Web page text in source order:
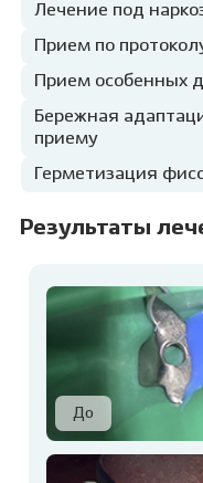
Лечение под
Прием по протоколу
Прием особенных
Бережная
приему
Герметизация
Результаты